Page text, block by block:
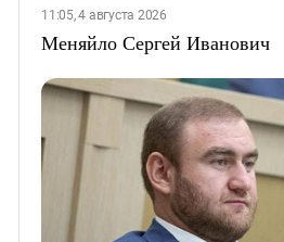
11:05, 4 августа 2026
Меняйло Сергей Иванович